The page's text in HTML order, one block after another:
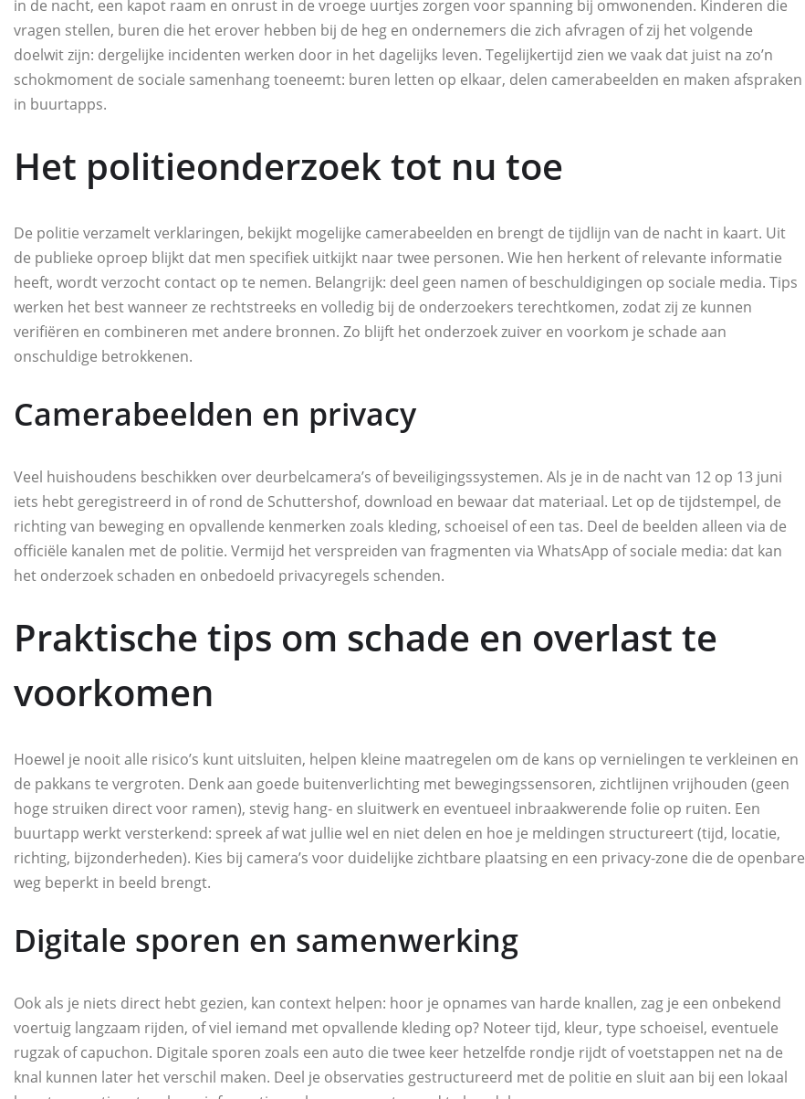
in de nacht, een kapot raam en onrust in de vroege uurtjes zorgen voor spanning bij omwonenden. Kinderen die
vragen stellen, buren die het erover hebben bij de heg en ondernemers die zich afvragen of zij het volgende
doelwit zijn: dergelijke incidenten werken door in het dagelijks leven. Tegelijkertijd zien we vaak dat juist na zo’n
schokmoment de sociale samenhang toeneemt: buren letten op elkaar, delen camerabeelden en maken afspraken
in buurtapps.
Het politieonderzoek tot nu toe
De politie verzamelt verklaringen, bekijkt mogelijke camerabeelden en brengt de tijdlijn van de nacht in kaart. Uit
de publieke oproep blijkt dat men specifiek uitkijkt naar twee personen. Wie hen herkent of relevante informatie
heeft, wordt verzocht contact op te nemen. Belangrijk: deel geen namen of beschuldigingen op sociale media. Tips
werken het best wanneer ze rechtstreeks en volledig bij de onderzoekers terechtkomen, zodat zij ze kunnen
verifiëren en combineren met andere bronnen. Zo blijft het onderzoek zuiver en voorkom je schade aan
onschuldige betrokkenen.
Camerabeelden en privacy
Veel huishoudens beschikken over deurbelcamera’s of beveiligingssystemen. Als je in de nacht van 12 op 13 juni
iets hebt geregistreerd in of rond de Schuttershof, download en bewaar dat materiaal. Let op de tijdstempel, de
richting van beweging en opvallende kenmerken zoals kleding, schoeisel of een tas. Deel de beelden alleen via de
officiële kanalen met de politie. Vermijd het verspreiden van fragmenten via WhatsApp of sociale media: dat kan
het onderzoek schaden en onbedoeld privacyregels schenden.
Praktische tips om schade en overlast te
voorkomen
Hoewel je nooit alle risico’s kunt uitsluiten, helpen kleine maatregelen om de kans op vernielingen te verkleinen en
de pakkans te vergroten. Denk aan goede buitenverlichting met bewegingssensoren, zichtlijnen vrijhouden (geen
hoge struiken direct voor ramen), stevig hang‑ en sluitwerk en eventueel inbraakwerende folie op ruiten. Een
buurtapp werkt versterkend: spreek af wat jullie wel en niet delen en hoe je meldingen structureert (tijd, locatie,
richting, bijzonderheden). Kies bij camera’s voor duidelijke zichtbare plaatsing en een privacy‑zone die de openbare
weg beperkt in beeld brengt.
Digitale sporen en samenwerking
Ook als je niets direct hebt gezien, kan context helpen: hoor je opnames van harde knallen, zag je een onbekend
voertuig langzaam rijden, of viel iemand met opvallende kleding op? Noteer tijd, kleur, type schoeisel, eventuele
rugzak of capuchon. Digitale sporen zoals een auto die twee keer hetzelfde rondje rijdt of voetstappen net na de
knal kunnen later het verschil maken. Deel je observaties gestructureerd met de politie en sluit aan bij een lokaal